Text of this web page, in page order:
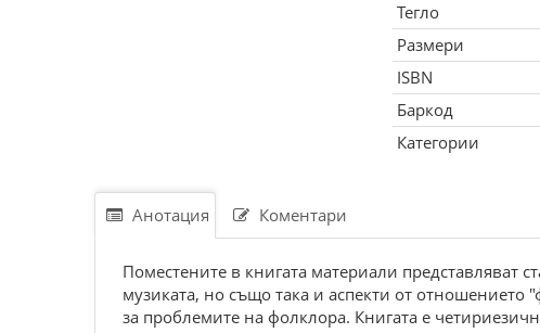
Тегло
Размери
ISBN
Баркод
Категории
Анотация Коментари
Поместените в книгата материали представляват
музиката, но също така и аспекти от
за проблемите на фолклора. Книгата е